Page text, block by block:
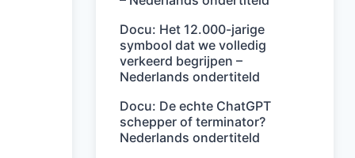
Docu: Het 12.000-jarige
symbool dat we volledig
verkeerd begrijpen –
Nederlands ondertiteld
Docu: De echte ChatGPT
schepper of terminator?
Nederlands ondertiteld